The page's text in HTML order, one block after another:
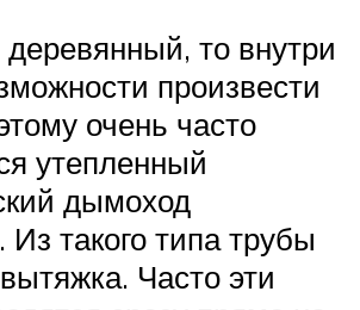
то внутри
произвести
очень часто
утепленный
дымоход
Из такого типа трубы
Часто эти